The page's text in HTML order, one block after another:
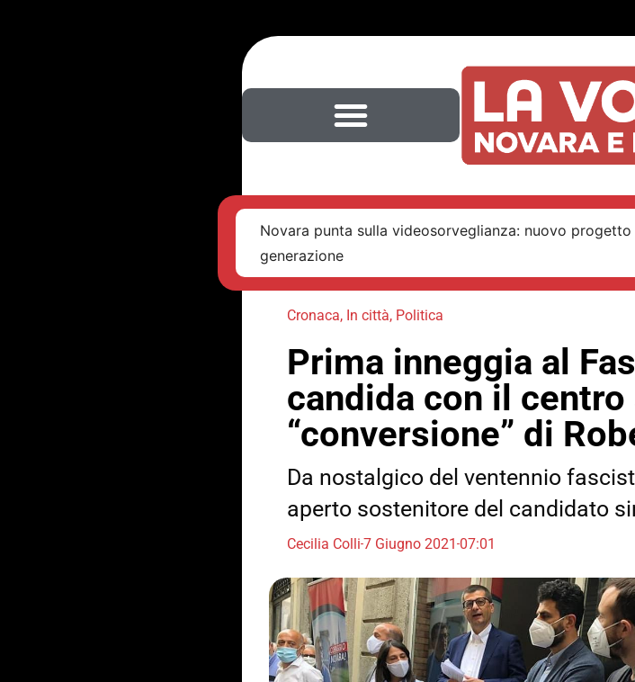
Novara punta sulla videosorveglianza: nuovo
generazione
Cronaca, In città, Politica
Prima inneggia al
candida con il
“conversione” di
Da nostalgico del ventennio
aperto sostenitore del candidato
Cecilia Colli7 Giugno 2021 07:01